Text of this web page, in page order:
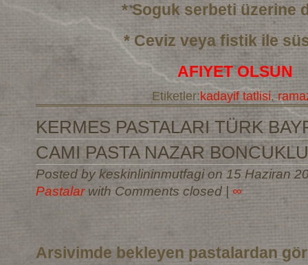
* Soguk serbeti üzerine
* Ceviz veya fistik ile
AFIYET OLSUN
Etiketler:kadayif tatlisi,
KERMES PASTALARI TÜRK
CAMI PASTA NAZAR
Posted by keskinlininmutfagi on 15 Haziran
Pastalar with Comments closed| ∞
Arsivimde bekleyen pastalardan